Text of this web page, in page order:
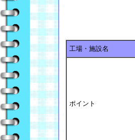
工場・施設名
ポイント